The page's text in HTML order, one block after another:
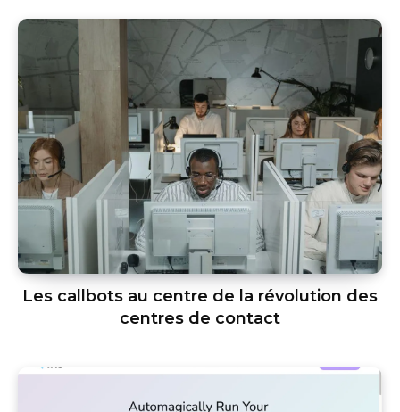
Les callbots au centre de la révolution des
centres de contact